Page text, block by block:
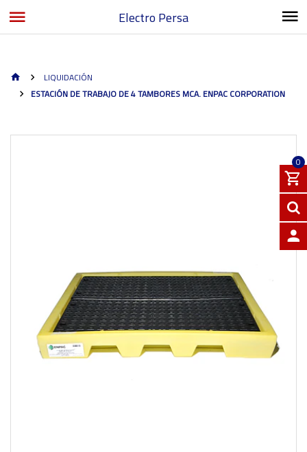
Electro Persa
0
LIQUIDACIÓN
ESTACIÓN DE TRABAJO DE 4 TAMBORES MCA. ENPAC CORPORATION
Previous